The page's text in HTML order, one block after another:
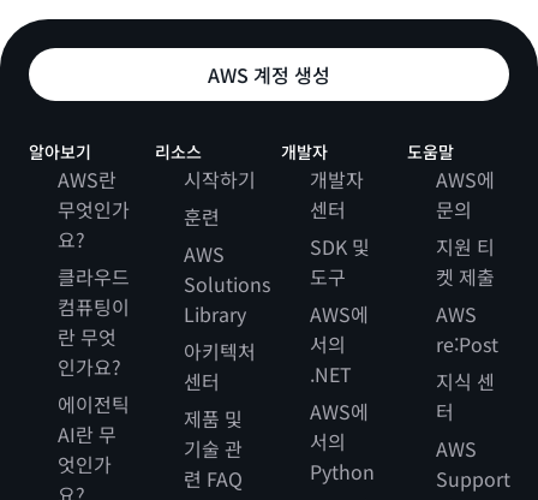
AWS 계정 생성
알아보기
AWS란
무엇인가
요?
클라우드
컴퓨팅이
란 무엇
인가요?
에이전틱
AI란 무
엇인가
요?
리소스
시작하기
훈련
AWS
Solutions
Library
아키텍처
센터
제품 및
기술 관
련 FAQ
개발자
개발자
센터
SDK 및
도구
AWS에
서의
.NET
AWS에
서의
Python
도움말
AWS에
문의
지원 티
켓 제출
AWS
re:Post
지식 센
터
AWS
Support